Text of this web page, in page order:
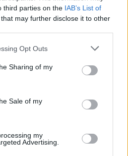
third parties on the IAB’s List of
that may further disclose it to other
Opt Outs
Sharing of my
Sale of my
my
Advertising.
évekkel később tudta csak
e valaki, gondolta, amikor
belépő mellé rejtett számlát,
az állt, hogy egy ember
egy papírdobozban.
királylánnyá avanzsálódott.